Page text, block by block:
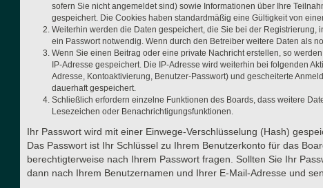
sofern Sie nicht angemeldet sind) sowie Informationen über Ihre
gespeichert. Die Cookies haben standardmäßig eine Gültigkeit von
Weiterhin werden die Daten gespeichert, die Sie bei der
ein Passwort notwendig. Wenn durch den Betreiber weitere Daten als
Wenn Sie einen Beitrag oder eine private Nachricht erstellen, so
IP-Adresse gespeichert. Die IP-Adresse wird weiterhin bei folgenden
Adresse, Kontoaktivierung, Benutzer-Passwort) und gescheiterte
dauerhaft gespeichert.
Schließlich erfordern einzelne Funktionen des Boards, dass weitere
Lesezeichen oder Benachrichtigungsfunktionen.
Ihr Passwort wird mit einer Einwege-Verschlüsselung (Hash)
Das Passwort ist Ihr Schlüssel zu Ihrem Benutzerkonto für das
berechtigterweise nach Ihrem Passwort fragen. Sollten Sie Ihr
dann nach Ihrem Benutzernamen und Ihrer E-Mail-Adresse und